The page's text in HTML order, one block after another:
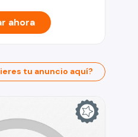
ahora
tu anuncio aquí?